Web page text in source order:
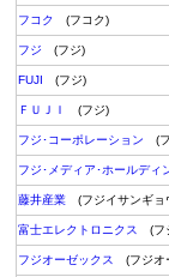
フコク (フコク)
フジ (フジ)
FUJI (フジ)
ＦＵＪＩ (フジ)
フジ･コーポレーション (
フジ･メディア･ホールディ
藤井産業 (フジイサンギョ
富士エレクトロニクス (フ
フジオーゼックス (フジオ